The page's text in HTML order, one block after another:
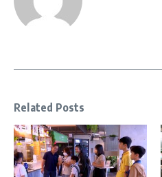
Related Posts